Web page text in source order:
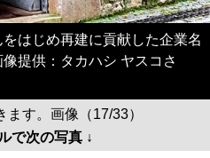
はじめ再建に貢献した企業名
提供：タカハシ ヤスコさ
ます。画像（17/33）
で次の写真 ↓